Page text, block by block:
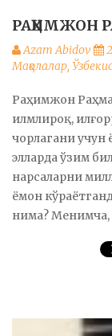
РАҲИМЖОН
Azam Abidov
Мақолалар,
Раҳимжон
илмлироқ,
чорлагани учун
элларда ўзим
нарсаларни
ёмон
нима? Менимча,